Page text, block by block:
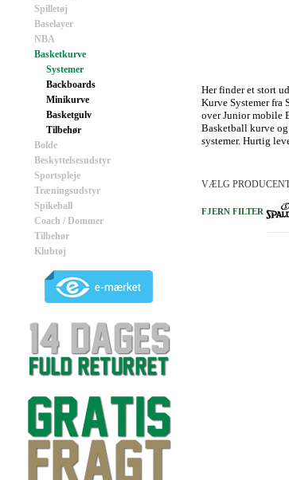
Spilletøj
Baselayer
NBA
Basketkurve
Systemer
Backboards
Minikurve
Basketgulv
Tilbehør
Bolde
Beskyttelsesudstyr
Sportspleje
Træningsudstyr
Spikeball
Coach / Dommer
Tilbehør
Klubtøj
Her finder et stort
Kurve Systemer fra
over Junior mobile
Basketball kurve
systemer. Hurtig
VÆLG
FJERN FILTER